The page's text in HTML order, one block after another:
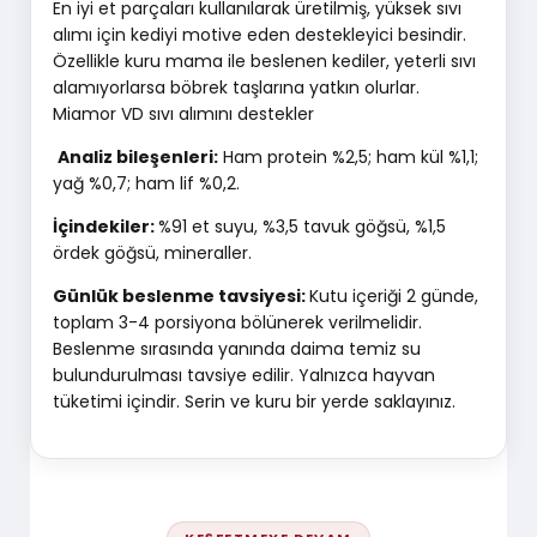
En iyi et parçaları kullanılarak üretilmiş, yüksek sıvı
alımı için kediyi motive eden destekleyici besindir.
Özellikle kuru mama ile beslenen kediler, yeterli sıvı
alamıyorlarsa böbrek taşlarına yatkın olurlar.
Miamor VD sıvı alımını destekler
Analiz bileşenleri:Ham protein %2,5; ham kül %1,1;
yağ %0,7; ham lif %0,2.
İçindekiler:%91 et suyu, %3,5 tavuk göğsü, %1,5
ördek göğsü, mineraller.
Günlük beslenme tavsiyesi:Kutu içeriği 2 günde,
toplam 3-4 porsiyona bölünerek verilmelidir.
Beslenme sırasında yanında daima temiz su
bulundurulması tavsiye edilir. Yalnızca hayvan
tüketimi içindir. Serin ve kuru bir yerde saklayınız.